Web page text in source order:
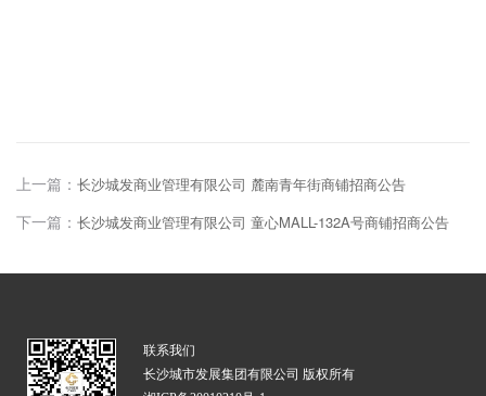
上一篇： 长沙城发商业管理有限公司 麓南青年街商铺招商公告
下一篇： 长沙城发商业管理有限公司 童心MALL-132A号商铺招商公告
联系我们
长沙城市发展集团有限公司 版权所有